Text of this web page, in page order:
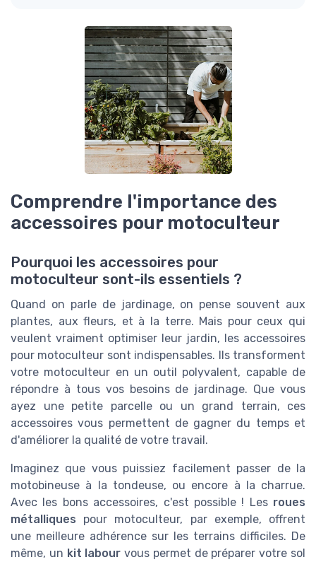
Comprendre l'importance des
accessoires pour motoculteur
Pourquoi les accessoires pour
motoculteur sont-ils essentiels ?
Quand on parle de jardinage, on pense souvent aux
plantes, aux fleurs, et à la terre. Mais pour ceux qui
veulent vraiment optimiser leur jardin, les accessoires
pour motoculteur sont indispensables. Ils transforment
votre motoculteur en un outil polyvalent, capable de
répondre à tous vos besoins de jardinage. Que vous
ayez une petite parcelle ou un grand terrain, ces
accessoires vous permettent de gagner du temps et
d'améliorer la qualité de votre travail.
Imaginez que vous puissiez facilement passer de la
motobineuse à la tondeuse, ou encore à la charrue.
Avec les bons accessoires, c'est possible ! Les roues
métalliques pour motoculteur, par exemple, offrent
une meilleure adhérence sur les terrains difficiles. De
même, un kit labour vous permet de préparer votre sol